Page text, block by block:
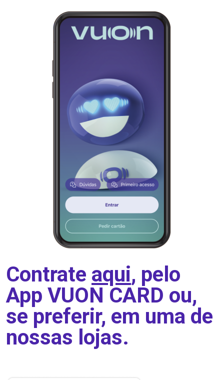
Contrate aqui, pelo
App VUON CARD ou,
se preferir, em uma de
nossas lojas.